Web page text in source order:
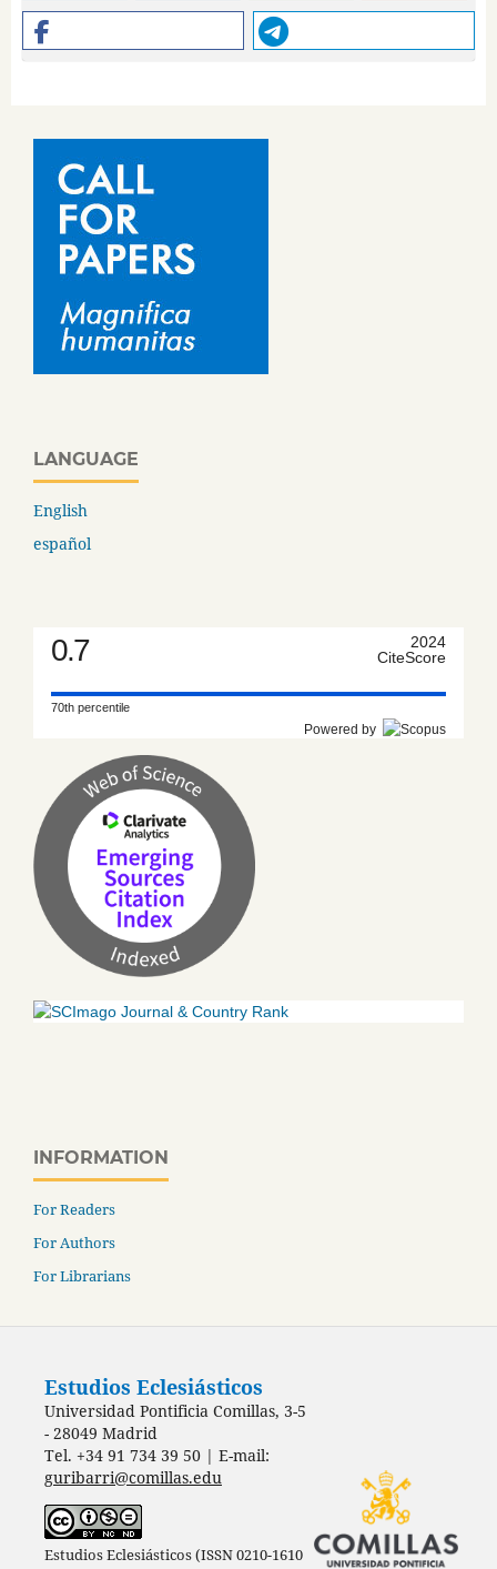
LANGUAGE
English
español
0.7
2024
CiteScore
70th percentile
Powered by
INFORMATION
For Readers
For Authors
For Librarians
Estudios Eclesiásticos
Universidad Pontificia Comillas, 3-5
- 28049 Madrid
Tel. +34 91 734 39 50 | E-mail:
guribarri@comillas.edu
Estudios Eclesiásticos (ISSN 0210-1610